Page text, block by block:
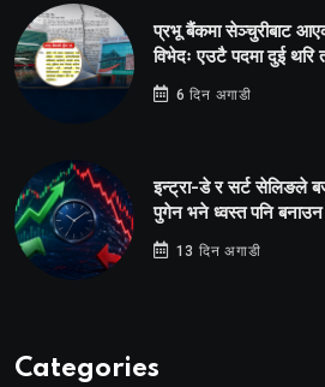
प्रभू बैंकमा सेञ्चुरीबाट
विभेदः एउटै पदमा दुई थरि
6 दिन अगाडी
इन्ट्रा-डे र सर्ट सेलिङले
पुगेन भने ध्वस्त पनि
13 दिन अगाडी
Categories